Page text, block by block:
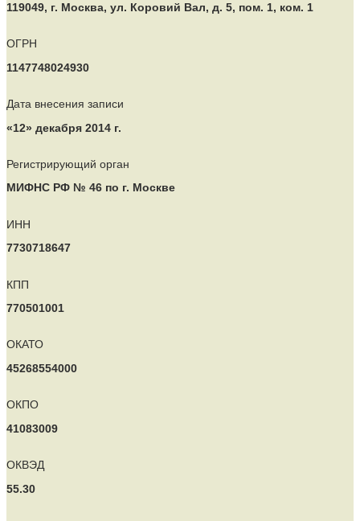
119049, г. Москва, ул. Коровий Вал, д. 5, пом. 1, ком. 1
ОГРН
1147748024930
Дата внесения записи
«12» декабря 2014 г.
Регистрирующий орган
МИФНС РФ № 46 по г. Москве
ИНН
7730718647
КПП
770501001
ОКАТО
45268554000
ОКПО
41083009
ОКВЭД
55.30